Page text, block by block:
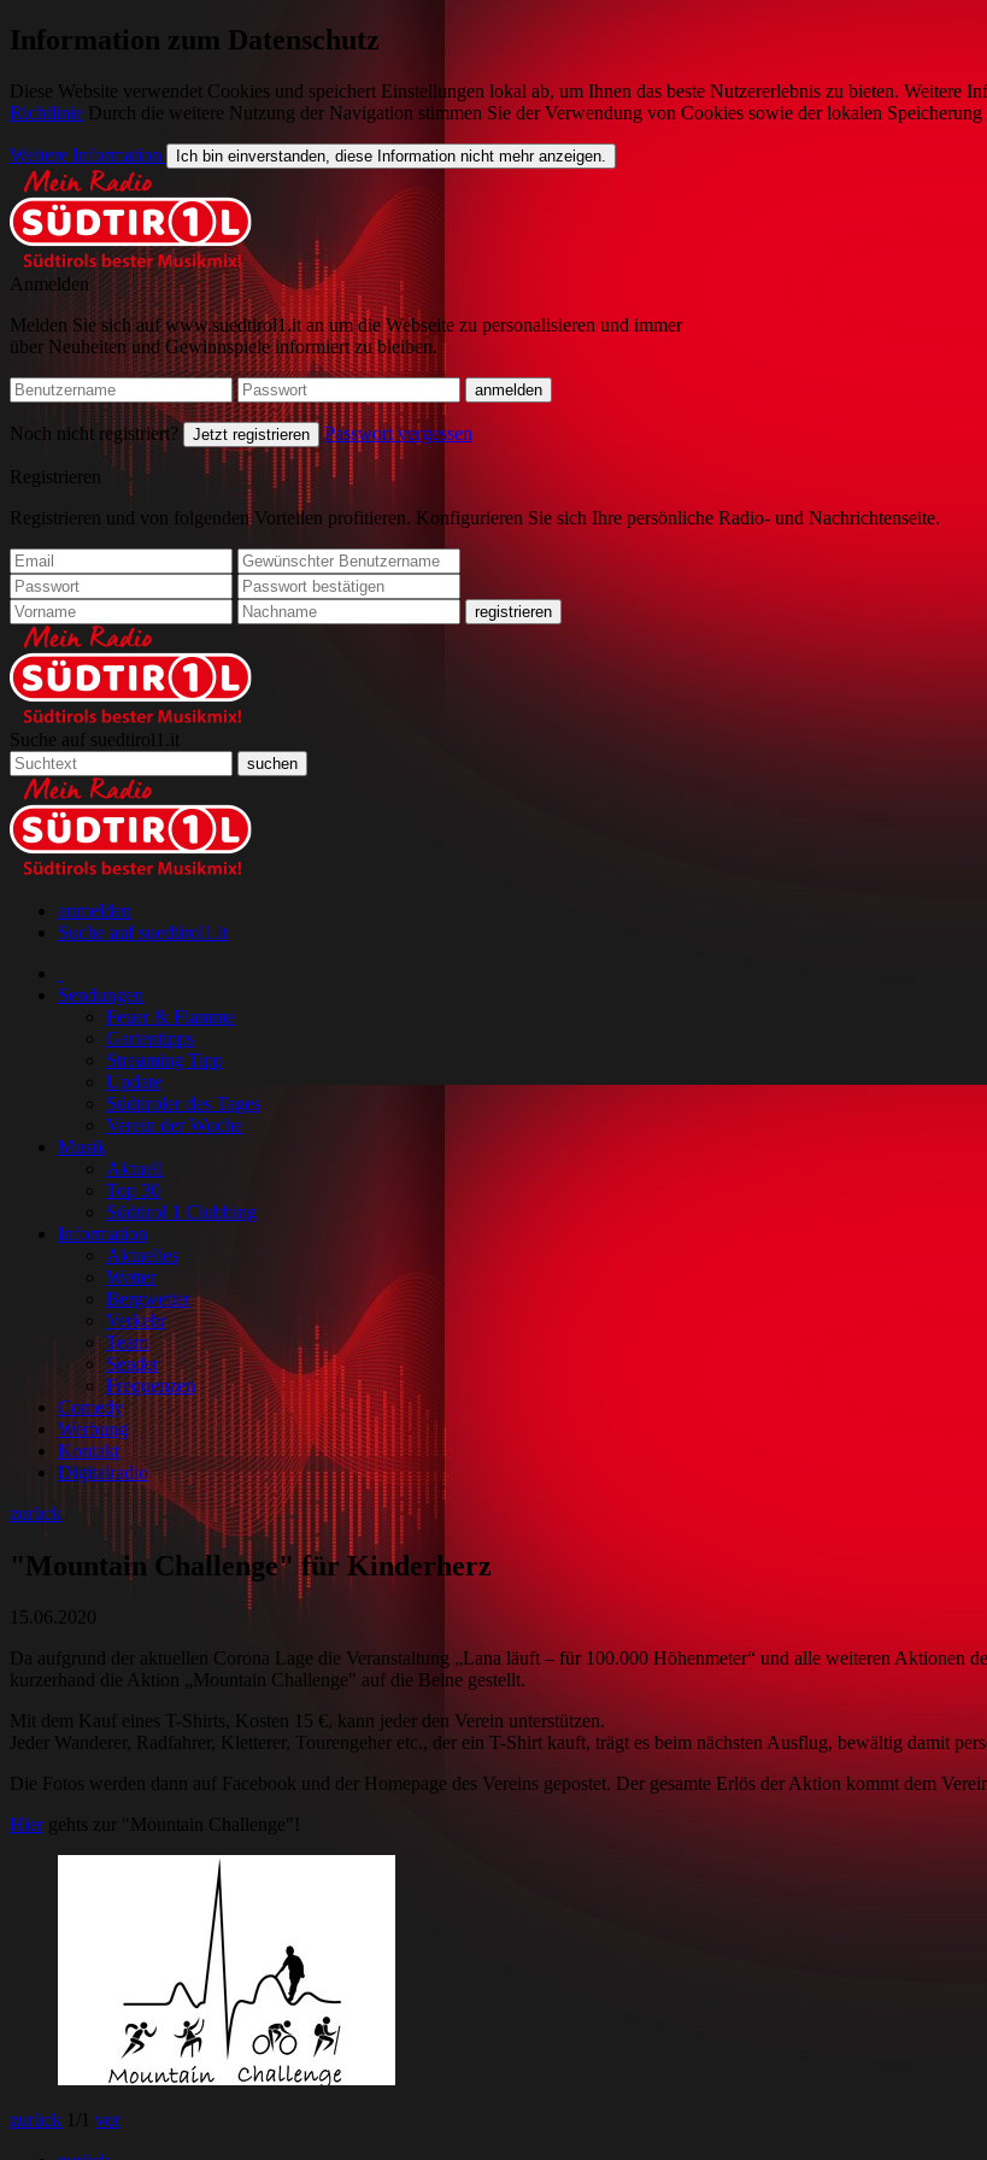
Information zum Datenschutz
Diese Website verwendet Cookies und speichert Einstellungen lokal ab, um Ihnen das beste Nutzererlebnis zu bieten. Weitere
Richtlinie Durch die weitere Nutzung der Navigation stimmen Sie der Verwendung von Cookies sowie der lokalen
Weitere Information Ich bin einverstanden, diese Information nicht mehr anzeigen.
Anmelden
Melden Sie sich auf www.suedtirol1.it an um die Webseite zu personalisieren und immer
über Neuheiten und Gewinnspiele informiert zu bleiben.
Noch nicht registriert? Jetzt registrieren Passwort vergessen
Registrieren
Registrieren und von folgenden Vorteilen profitieren. Konfigurieren Sie sich Ihre persönliche Radio- und Nachrichtenseite.
Suche auf suedtirol1.it
anmelden
Suche auf suedtirol1.it
Sendungen
Feuer & Flamme
Gartentipps
Streaming Tipp
Update
Südtiroler des Tages
Verein der Woche
Musik
Aktuell
Top 30
Südtirol 1 Clubbing
Information
Aktuelles
Wetter
Bergwetter
Verkehr
Team
Sender
Frequenzen
Comedy
Werbung
Kontakt
Digitalradio
zurück
"Mountain Challenge" für Kinderherz
15.06.2020
Da aufgrund der aktuellen Corona Lage die Veranstaltung „Lana läuft – für 100.000 Höhenmeter“ und alle weiteren Aktionen
kurzerhand die Aktion „Mountain Challenge" auf die Beine gestellt.
Mit dem Kauf eines T-Shirts, Kosten 15 €, kann jeder den Verein unterstützen.
Jeder Wanderer, Radfahrer, Kletterer, Tourengeher etc., der ein T-Shirt kauft, trägt es beim nächsten Ausflug, bewältig damit
Die Fotos werden dann auf Facebook und der Homepage des Vereins gepostet. Der gesamte Erlös der Aktion kommt dem
Hiergehts zur "Mountain Challenge"!
zurück 1 /1 vor